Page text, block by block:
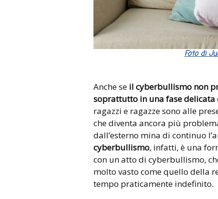
Foto di
Anche se il cyberbullismo non
soprattutto in una fase
ragazzi e ragazze sono alle
che diventa ancora più
dall’esterno mina di continuo
cyberbullismo, infatti, è una
con un atto di cyberbullismo,
molto vasto come quello della
tempo praticamente indefinito.